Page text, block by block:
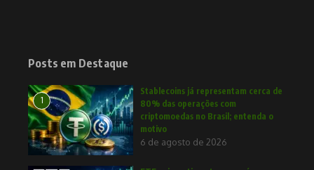
Posts em Destaque
1
Stablecoins já representam cerca de
80% das operações com
criptomoedas no Brasil; entenda o
motivo
6 de agosto de 2026